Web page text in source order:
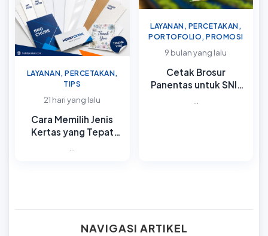
LAYANAN, PERCETAKAN,
TIPS
21 hari yang lalu
Cara Memilih Jenis
Kertas yang Tepat
...
LAYANAN, PERCETAKAN,
PORTOFOLIO, PROMOSI
9 bulan yang lalu
Cetak Brosur
Panentas untuk SNI:
NAVIGASI ARTIKEL